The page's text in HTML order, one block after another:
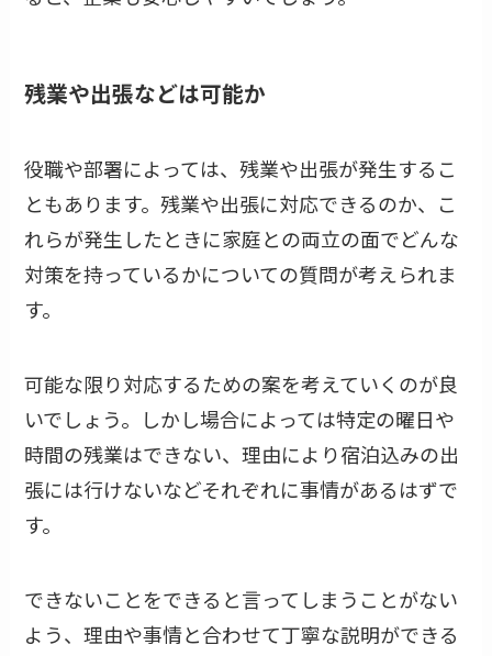
残業や出張などは可能か
役職や部署によっては、残業や出張が発生するこ
ともあります。残業や出張に対応できるのか、こ
れらが発生したときに家庭との両立の面でどんな
対策を持っているかについての質問が考えられま
す。
可能な限り対応するための案を考えていくのが良
いでしょう。しかし場合によっては特定の曜日や
時間の残業はできない、理由により宿泊込みの出
張には行けないなどそれぞれに事情があるはずで
す。
できないことをできると言ってしまうことがない
よう、理由や事情と合わせて丁寧な説明ができる